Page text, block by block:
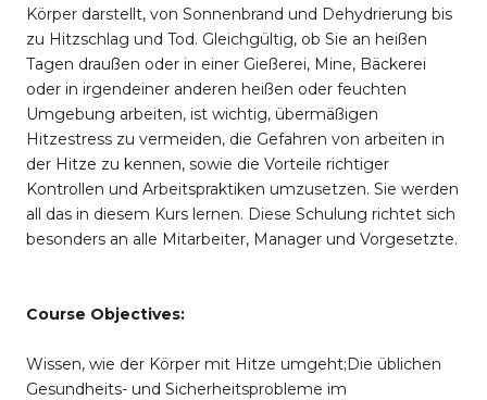
Körper darstellt, von Sonnenbrand und Dehydrierung bis
zu Hitzschlag und Tod. Gleichgültig, ob Sie an heißen
Tagen draußen oder in einer Gießerei, Mine, Bäckerei
oder in irgendeiner anderen heißen oder feuchten
Umgebung arbeiten, ist wichtig, übermäßigen
Hitzestress zu vermeiden, die Gefahren von arbeiten in
der Hitze zu kennen, sowie die Vorteile richtiger
Kontrollen und Arbeitspraktiken umzusetzen. Sie werden
all das in diesem Kurs lernen. Diese Schulung richtet sich
besonders an alle Mitarbeiter, Manager und Vorgesetzte.
Course Objectives:
Wissen, wie der Körper mit Hitze umgeht;Die üblichen
Gesundheits- und Sicherheitsprobleme im